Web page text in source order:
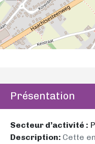
Présentation
Secteur d’activité :
Description: Cette